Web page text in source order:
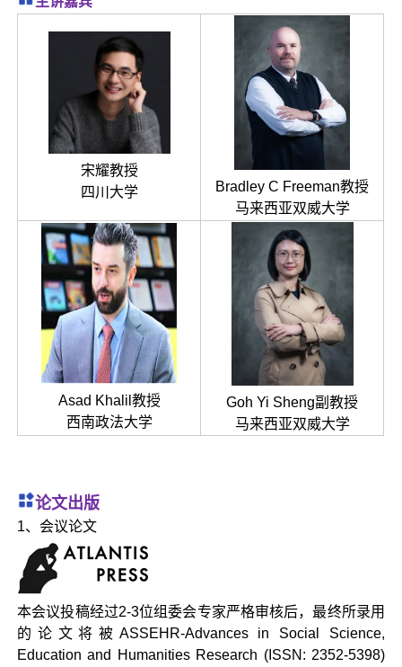
宋耀教授
四川大学
Bradley C Freeman教授
马来西亚双威大学
Asad Khalil教授
西南政法大学
Goh Yi Sheng副教授
马来西亚双威大学
论文出版
1、会议论文
本会议投稿经过2-3位组委会专家严格审核后，最终所录用
的论文将被ASSEHR-Advances in Social Science,
Education and Humanities Research (ISSN: 2352-5398)